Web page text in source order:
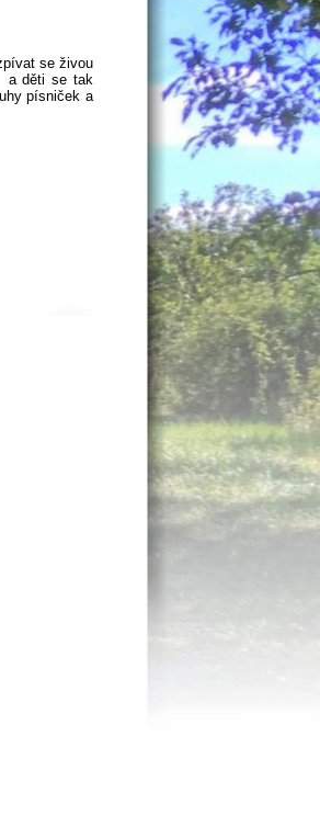
se živou
a děti se tak
písniček a